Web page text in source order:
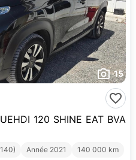
15
120 SHINE EAT BVA
Année 2021
140 000 km